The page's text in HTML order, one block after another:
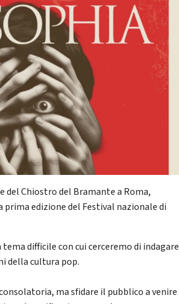
del Chiostro del Bramante a Roma,
edizione del Festival nazionale di
difficile con cui cerceremo di indagare
della cultura pop.
ma sfidare il pubblico a venire